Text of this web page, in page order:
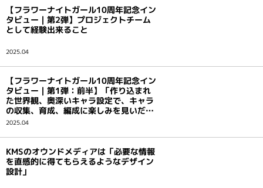
2025.04
【フラワーナイトガール10周年記念イン
タビュー｜第2弾】プロジェクトチーム
として経験出来ること
2025.04
【フラワーナイトガール10周年記念イン
タビュー｜第1弾：前半】「作り込まれ
た世界観、奥深いキャラ設定で、キャラ
の収集、育成、編成に楽しみを見いだせ
るキャラゲー」を目指して
KMSのオウンドメディアは「必要な情報
を直感的に得てもらえるようなデザイン
設計」